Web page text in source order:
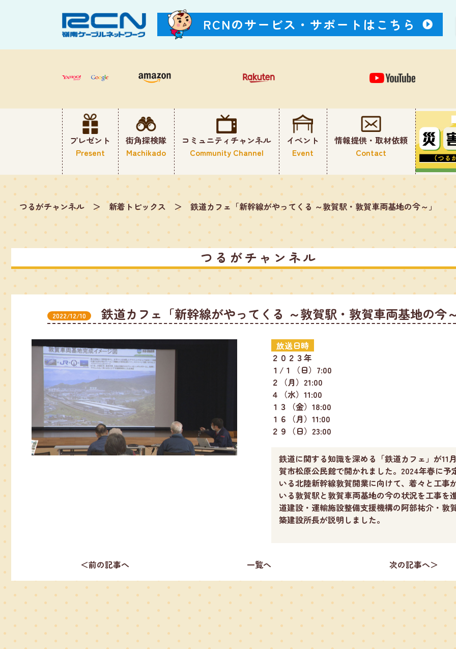
RCNのサービス・ サポートはこちら
プレゼント
Present
街角探検隊
Machikado
コミュニティチャンネル
Community Channel
イベント
Event
情報提供・取材依頼
Contact
つるがチャンネル ＞ 新着トピックス ＞ 鉄道カフェ「新幹線がやってくる ～敦賀駅・敦賀車両基地の今～」
つるがチャンネル
2022/12/10 鉄道カフェ「新幹線がやってくる ～敦賀駅・敦賀車両基地の今
放送日時
２０２３年
１/１（日）7:00
２（月）21:00
４（水）11:00
１３（金）18:00
１６（月）11:00
２９（日）23:00
鉄道に関する知識を深める「鉄道カフェ」が11
賀市松原公民館で開かれました。2024年春に予
いる北陸新幹線敦賀開業に向けて、着々と工事
いる敦賀駅と敦賀車両基地の今の状況を工事を
道建設・運輸施設整備支援機構の阿部祐介・敦
築建設所長が説明しました。
＜前の記事へ 一覧へ 次の記事へ＞